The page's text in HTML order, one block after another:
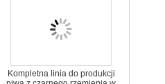
Kompletna linia do produkcji